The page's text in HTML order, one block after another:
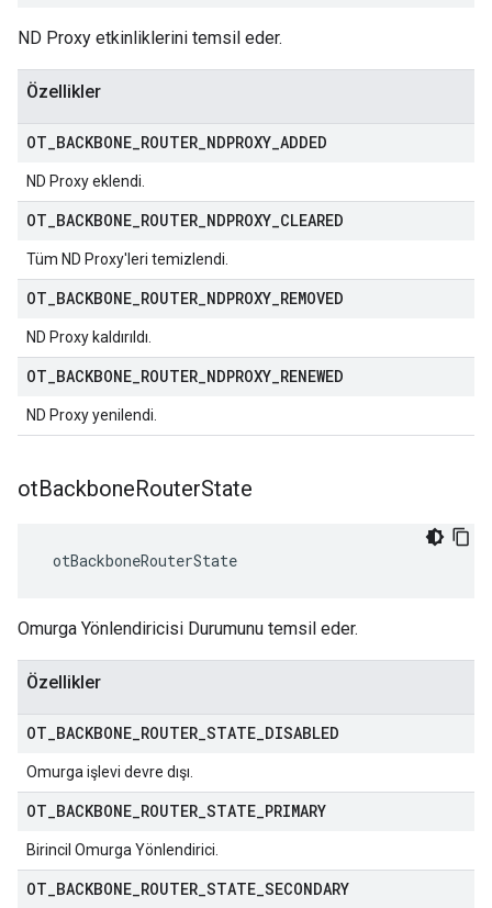
ND Proxy etkinliklerini temsil eder.
Özellikler
OT BACKBONE ROUTER NDPROXY ADDED
ND Proxy eklendi.
OT BACKBONE ROUTER NDPROXY CLEARED
Tüm ND Proxy'leri temizlendi.
OT BACKBONE ROUTER NDPROXY REMOVED
ND Proxy kaldırıldı.
OT BACKBONE ROUTER NDPROXY RENEWED
ND Proxy yenilendi.
otBackboneRouterState
otBackboneRouterState
Omurga Yönlendiricisi Durumunu temsil eder.
Özellikler
OT BACKBONE ROUTER STATE DISABLED
Omurga işlevi devre dışı.
OT BACKBONE ROUTER STATE PRIMARY
Birincil Omurga Yönlendirici.
OT BACKBONE ROUTER STATE SECONDARY